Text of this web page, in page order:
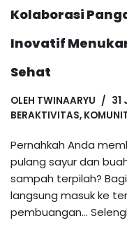
Kolaborasi
Inovatif
Sehat
OLEH TWINAARYU
31
BERAKTIVITAS,
Pernahkah Anda
pulang sayur dan
sampah terpilah?
langsung masuk ke
pembuangan…